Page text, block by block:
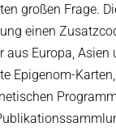
großen Frage.
einen
aus Europa, Asien
Epigenom-